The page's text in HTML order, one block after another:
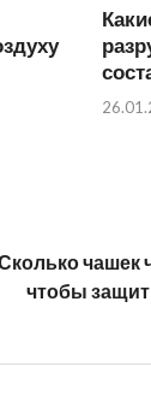
чашек
чтобы